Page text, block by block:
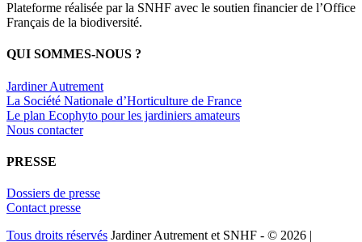
Plateforme réalisée par la SNHF avec le soutien financier de l’Office
Français de la biodiversité.
QUI SOMMES-NOUS ?
Jardiner Autrement
La Société Nationale d’Horticulture de France
Le plan Ecophyto pour les jardiniers amateurs
Nous contacter
PRESSE
Dossiers de presse
Contact presse
Tous droits réservés Jardiner Autrement et SNHF - © 2026 |